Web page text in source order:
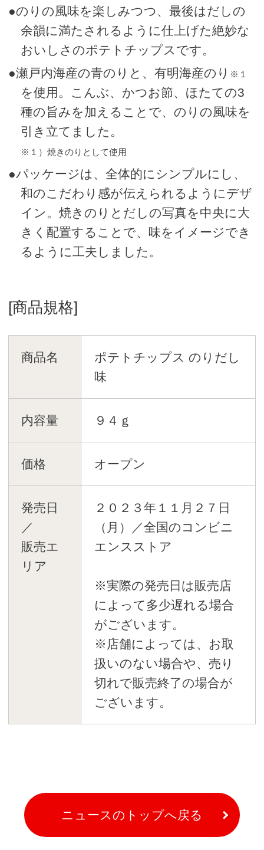
●のりの風味を楽しみつつ、最後はだしの
余韻に満たされるように仕上げた絶妙な
おいしさのポテトチップスです。
●瀬戸内海産の青のりと、有明海産のり ※１
を使用。こんぶ、かつお節、ほたての3
種の旨みを加えることで、のりの風味を
引き立てました。
※１）焼きのりとして使用
●パッケージは、全体的にシンプルにし、
和のこだわり感が伝えられるようにデザ
イン。焼きのりとだしの写真を中央に大
きく配置することで、味をイメージでき
るように工夫しました。
[商品規格]
商品名
ポテトチップス のりだし
味
内容量 ９４ｇ
価格 オープン
発売日
／
販売エ
リア
２０２３年１１月２７日
（月）／全国のコンビニ
エンスストア
※実際の発売日は販売店
によって多少遅れる場合
がございます。
※店舗によっては、お取
扱いのない場合や、売り
切れで販売終了の場合が
ございます。
ニュースのトップへ戻る